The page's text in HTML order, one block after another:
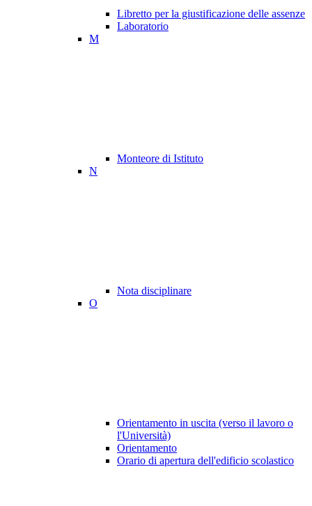
Libretto per la giustificazione delle assenze
Laboratorio
M
Monteore di Istituto
N
Nota disciplinare
O
Orientamento in uscita (verso il lavoro o
l'Università)
Orientamento
Orario di apertura dell'edificio scolastico